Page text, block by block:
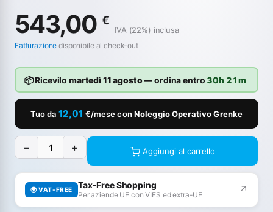
543,00 €
IVA (22%) inclusa
Fatturazione disponibile al check-out
📦 Ricevilo martedì 11 agosto— ordina entro 30h 21m
Tuo da 12,01 €/mese con Noleggio Operativo Grenke
− + Aggiungi al carrello
🌍 VAT-FREE Tax-Free Shopping
Per aziende UE con VIES ed extra-UE ↗